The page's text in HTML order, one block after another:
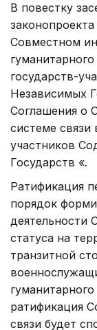
В повестку
Совместном
государств-
Независимых
Соглашения о
системе связи
участников
Государств «.
Ратификация
порядок
деятельности
статуса на
транзитной
ратификация
связи будет